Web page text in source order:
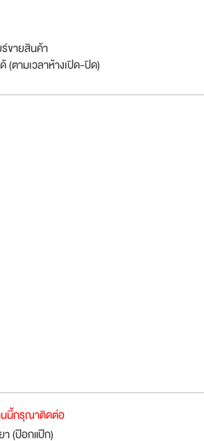
ขายสินค้า
(ตามเวลาห้างเปิด-ปิด)
นนี้กรุณาติดต่อ
(ป๊อกแป๊ก)